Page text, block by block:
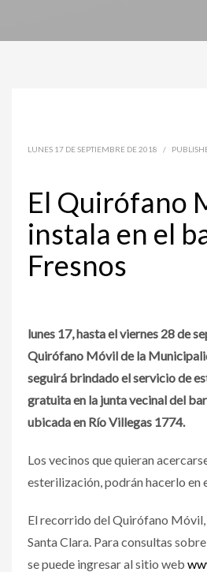
LUNES 17 DE SEPTIEMBRE DE 2018 /
El Quirófano
instala en el
Fresnos
lunes 17, hasta el viernes 28 de
Quirófano Móvil de la
seguirá brindado el servicio de
gratuita en la junta vecinal del
ubicada en Río Villegas 1774.
Los vecinos que quieran
esterilización, podrán hacerlo en
El recorrido del Quirófano Móvil,
Santa Clara. Para consultas
se puede ingresar al sitio web